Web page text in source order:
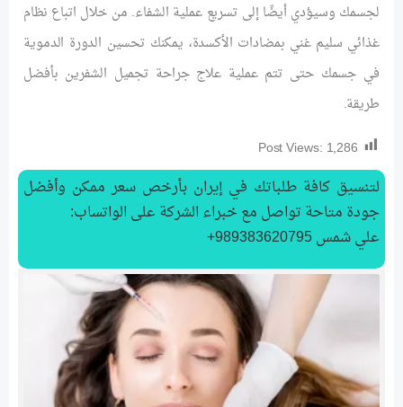
لجسمك وسيؤدي أيضًا إلى تسريع عملية الشفاء. من خلال اتباع نظام
غذائي سليم غني بمضادات الأكسدة، يمكنك تحسين الدورة الدموية
في جسمك حتى تتم عملية علاج جراحة تجميل الشفرين بأفضل
طريقة.
Post Views: 1,286
لتنسیق كافة طلباتك في إيران بأرخص سعر ممكن وأفضل
جودة متاحة تواصل مع خبراء الشركة على الواتساب:
علي شمس 989383620795+